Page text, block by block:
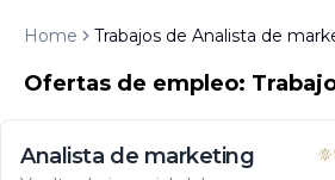
Home Trabajos de Analista de
Ofertas de empleo:
Analista de marketing